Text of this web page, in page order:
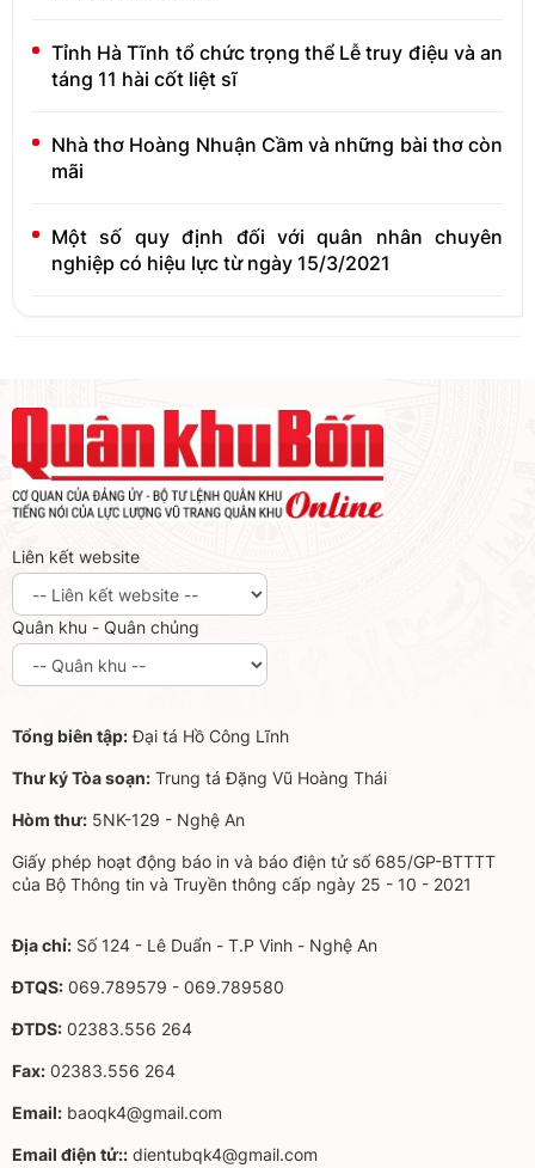
Tỉnh Hà Tĩnh tổ chức trọng thể Lễ truy điệu và an
táng 11 hài cốt liệt sĩ
Nhà thơ Hoàng Nhuận Cầm và những bài thơ còn
mãi
Một số quy định đối với quân nhân chuyên
nghiệp có hiệu lực từ ngày 15/3/2021
Liên kết website
Quân khu - Quân chủng
Tổng biên tập:Đại tá Hồ Công Lĩnh
Thư ký Tòa soạn: Trung tá Đặng Vũ Hoàng Thái
Hòm thư: 5NK-129 - Nghệ An
Giấy phép hoạt động báo in và báo điện tử số 685/GP-BTTTT
của Bộ Thông tin và Truyền thông cấp ngày 25 - 10 - 2021
Địa chỉ: Số 124 - Lê Duẩn - T.P Vinh - Nghệ An
ĐTQS: 069.789579 - 069.789580
ĐTDS: 02383.556 264
Fax: 02383.556 264
Email: baoqk4@gmail.com
Email điện tử:: dientubqk4@gmail.com